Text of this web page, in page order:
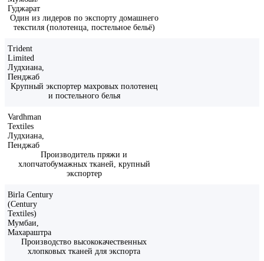
Гуджарат
Один из лидеров по экспорту домашнего
текстиля (полотенца, постельное бельё)
Trident
Limited
Лудхиана,
Пенджаб
Крупный экспортер махровых полотенец
и постельного белья
Vardhman
Textiles
Лудхиана,
Пенджаб
Производитель пряжи и
хлопчатобумажных тканей, крупный
экспортер
Birla Century
(Century
Textiles)
Мумбаи,
Махараштра
Производство высококачественных
хлопковых тканей для экспорта